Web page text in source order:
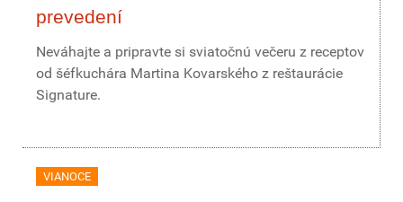
prevedení
Neváhajte a pripravte si sviatočnú večeru z receptov
od šéfkuchára Martina Kovarského z reštaurácie
Signature.
VIANOCE